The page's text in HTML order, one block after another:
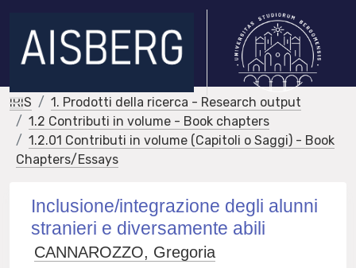
IRIS
1. Prodotti della ricerca - Research output
1.2 Contributi in volume - Book chapters
1.2.01 Contributi in volume (Capitoli o Saggi) - Book
Chapters/Essays
Inclusione/integrazione degli alunni
stranieri e diversamente abili
CANNAROZZO, Gregoria